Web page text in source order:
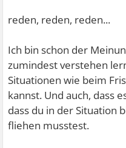
reden, reden, reden...
Ich bin schon der
zumindest verstehen
Situationen wie beim
kannst. Und auch, dass
dass du in der Situation
fliehen musstest.